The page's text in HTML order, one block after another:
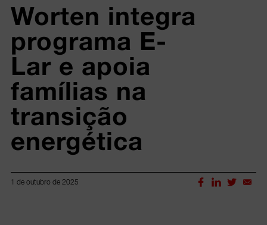
Worten integra
programa E-
Lar e apoia
famílias na
transição
energética
1 de outubro de 2025